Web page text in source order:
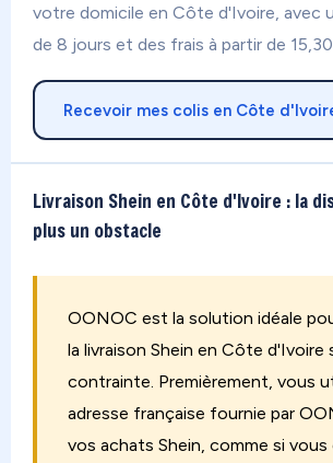
votre domicile en Côte d'Ivoire, avec
de 8 jours et des frais à partir de
Recevoir mes colis en Côte
Livraison Shein en Côte d'Ivoire : la
plus un obstacle
OONOC est la solution idéale
la livraison Shein en Côte d'Ivoire
contrainte. Premièrement, vous
adresse française fournie par
vos achats Shein, comme si vous